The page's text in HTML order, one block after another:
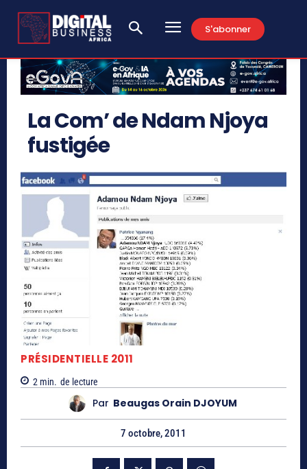
S'abonner
La Com’ de Ndam Njoya
fustigée
PRÉSIDENTIELLE 2011
2 min. de lecture
Par Beaugas Orain DJOYUM
7 octobre, 2011